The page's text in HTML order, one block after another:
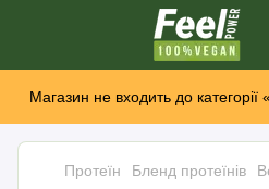
Магазин не входить до
Протеїн Бленд протеїнів